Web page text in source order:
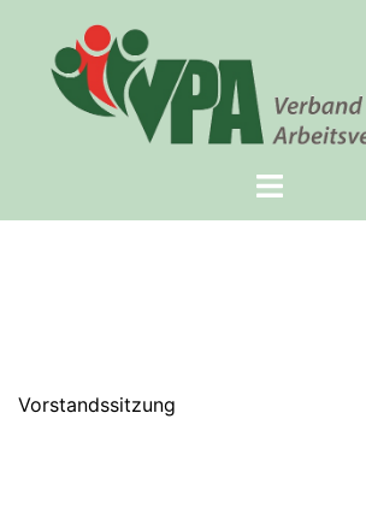
Vorstandssitzung